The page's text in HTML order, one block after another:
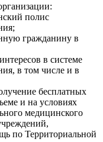
полис
гражданину в
в системе
в том числе и в
бесплатных
и на условиях
медицинского
по Территориальной